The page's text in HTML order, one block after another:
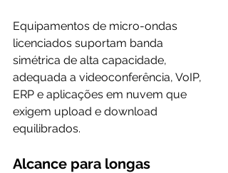
Equipamentos de micro-ondas
licenciados suportam banda
simétrica de alta capacidade,
adequada a videoconferência, VoIP,
ERP e aplicações em nuvem que
exigem upload e download
equilibrados.
Alcance para longas